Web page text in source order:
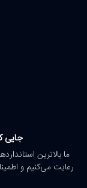
جایی
ما بالاترین
رعایت می‌کنیم و